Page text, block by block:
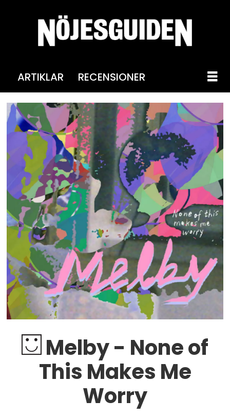
ARTIKLAR RECENSIONER
Melby - None of
This Makes Me
Worry